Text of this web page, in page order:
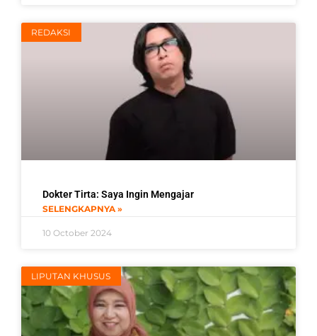
REDAKSI
Dokter Tirta: Saya Ingin Mengajar
SELENGKAPNYA »
10 October 2024
LIPUTAN KHUSUS